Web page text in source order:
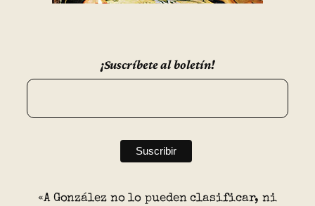
¡Suscríbete al boletín!
«A González no lo pueden clasificar, ni